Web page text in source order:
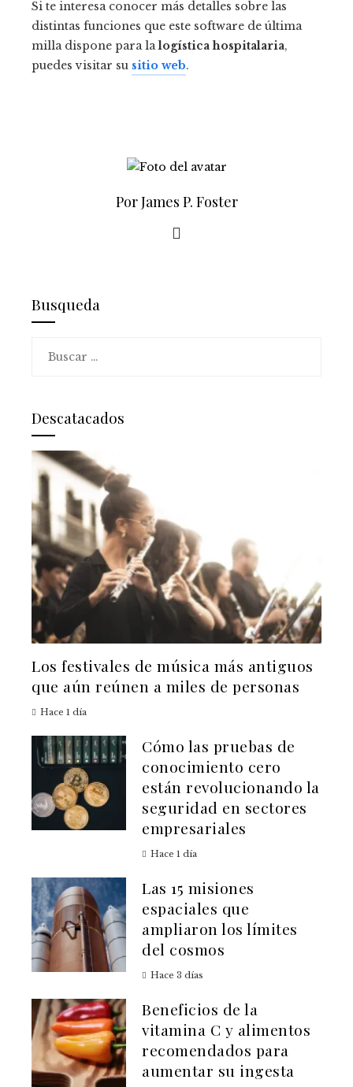
Si te interesa conocer más detalles sobre las
distintas funciones que este software de última
milla dispone para lalogística hospitalaria,
puedes visitar su sitio web.
Por James P. Foster
Busqueda
Descatacados
Los festivales de música más antiguos
que aún reúnen a miles de personas
Hace 1 día
Cómo las pruebas de
conocimiento cero
están revolucionando la
seguridad en sectores
empresariales
Hace 1 día
Las 15 misiones
espaciales que
ampliaron los límites
del cosmos
Hace 3 días
Beneficios de la
vitamina C y alimentos
recomendados para
aumentar su ingesta